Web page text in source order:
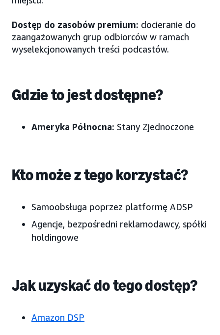
Dostęp do zasobów premium: docieranie do
zaangażowanych grup odbiorców w ramach
wyselekcjonowanych treści podcastów.
Gdzie to jest dostępne?
Ameryka Północna: Stany Zjednoczone
Kto może z tego korzystać?
Samoobsługa poprzez platformę ADSP
Agencje, bezpośredni reklamodawcy, spółki
holdingowe
Jak uzyskać do tego dostęp?
Amazon DSP